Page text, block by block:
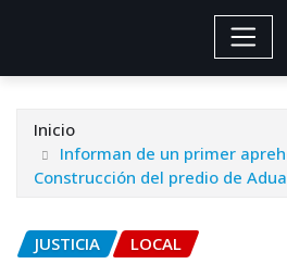
Inicio
Informan de un primer
Construcción del predio de
JUSTICIA LOCAL